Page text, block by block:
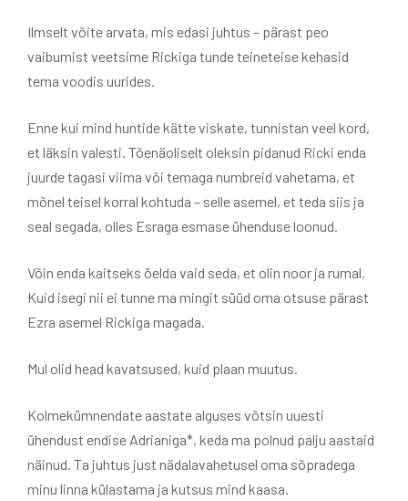
Ilmselt võite arvata, mis edasi juhtus – pärast peo
vaibumist veetsime Rickiga tunde teineteise kehasid
tema voodis uurides.
Enne kui mind huntide kätte viskate, tunnistan veel kord,
et läksin valesti. Tõenäoliselt oleksin pidanud Ricki enda
juurde tagasi viima või temaga numbreid vahetama, et
mõnel teisel korral kohtuda – selle asemel, et teda siis ja
seal segada, olles Esraga esmase ühenduse loonud.
Võin enda kaitseks öelda vaid seda, et olin noor ja rumal.
Kuid isegi nii ei tunne ma mingit süüd oma otsuse pärast
Ezra asemel Rickiga magada.
Mul olid head kavatsused, kuid plaan muutus.
Kolmekümnendate aastate alguses võtsin uuesti
ühendust endise Adrianiga*, keda ma polnud palju aastaid
näinud. Ta juhtus just nädalavahetusel oma sõpradega
minu linna külastama ja kutsus mind kaasa.